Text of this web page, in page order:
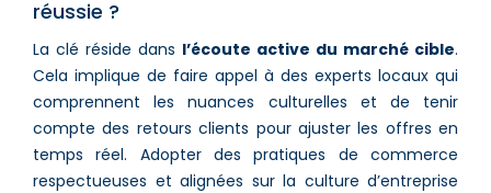
réussie ?
La clé réside dans l’écoute active du marché cible.
Cela implique de faire appel à des experts locaux qui
comprennent les nuances culturelles et de tenir
compte des retours clients pour ajuster les offres en
temps réel. Adopter des pratiques de commerce
respectueuses et alignées sur la culture d’entreprise